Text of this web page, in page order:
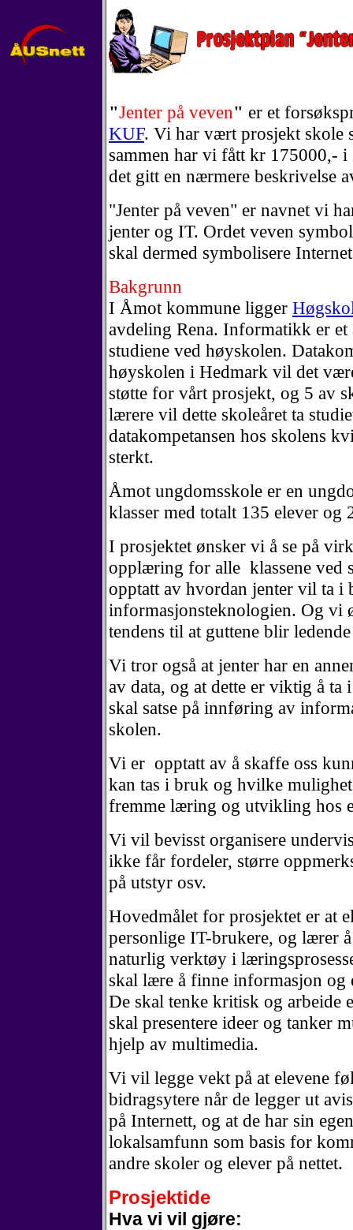
"Jenter på veven" er et
KUF. Vi har vært prosjekt skole
sammen har vi fått kr 175000,-
det gitt en nærmere beskrivelse
"Jenter på veven" er navnet vi
jenter og IT. Ordet veven
skal dermed symbolisere
Bakgrunn
I Åmot kommune ligger
avdeling Rena. Informatikk er
studiene ved høyskolen.
høyskolen i Hedmark vil det
støtte for vårt prosjekt, og 5 av
lærere vil dette skoleåret ta
datakompetansen hos skolens
sterkt.
Åmot ungdomsskole er en
klasser med totalt 135 elever og
I prosjektet ønsker vi å se på
opplæring for alle klassene ved
opptatt av hvordan jenter vil ta i
informasjonsteknologien. Og vi
tendens til at guttene blir
Vi tror også at jenter har en
av data, og at dette er viktig å ta
skal satse på innføring av
skolen.
Vi er opptatt av å skaffe oss
kan tas i bruk og hvilke
fremme læring og utvikling hos
Vi vil bevisst organisere
ikke får fordeler, større
på utstyr osv.
Hovedmålet for prosjektet er at
personlige IT-brukere, og lærer
naturlig verktøy i
skal lære å finne informasjon og
De skal tenke kritisk og arbeide
skal presentere ideer og tanker
hjelp av multimedia.
Vi vil legge vekt på at elevene
bidragsytere når de legger ut
på Internett, og at de har sin
lokalsamfunn som basis for
andre skoler og elever på nettet.
Prosjektide
Hva vi vil gjøre: